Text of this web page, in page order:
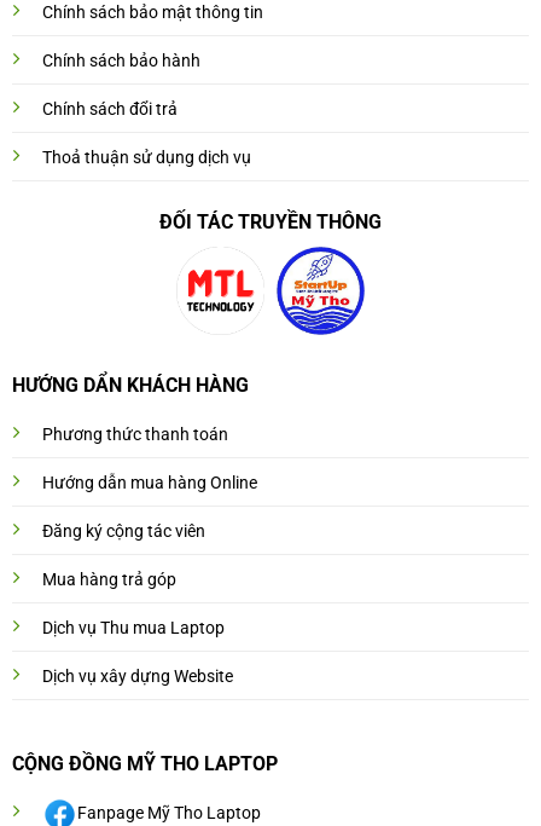
Chính sách bảo mật thông tin
Chính sách bảo hành
Chính sách đổi trả
Thoả thuận sử dụng dịch vụ
ĐỐI TÁC TRUYỀN THÔNG
HƯỚNG DẨN KHÁCH HÀNG
Phương thức thanh toán
Hướng dẫn mua hàng Online
Đăng ký cộng tác viên
Mua hàng trả góp
Dịch vụ Thu mua Laptop
Dịch vụ xây dựng Website
CỘNG ĐỒNG MỸ THO LAPTOP
Fanpage Mỹ Tho Laptop